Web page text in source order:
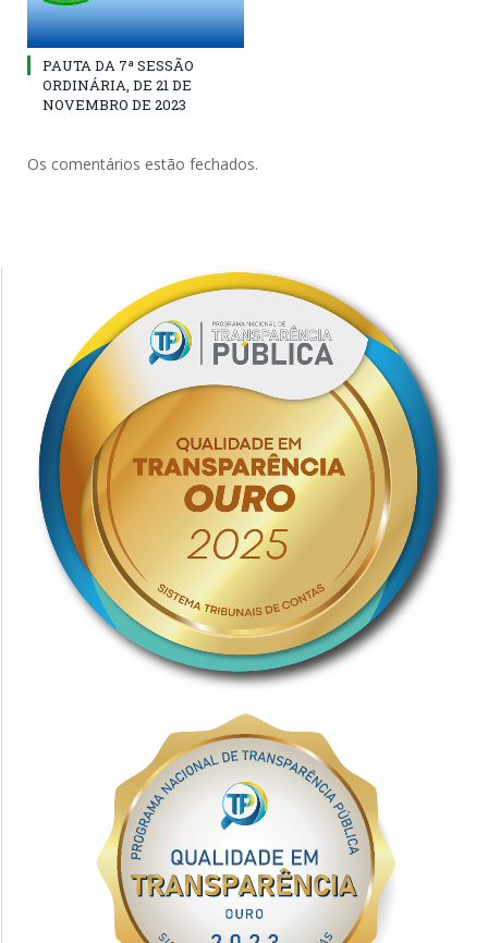
PAUTA DA 7ª SESSÃO
ORDINÁRIA, DE 21 DE
NOVEMBRO DE 2023
Os comentários estão fechados.